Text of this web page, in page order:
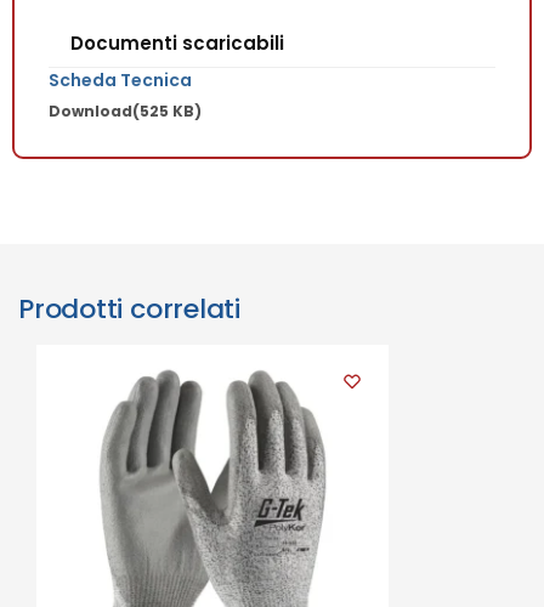
Documenti scaricabili
Scheda Tecnica
Download(525 KB)
Prodotti correlati